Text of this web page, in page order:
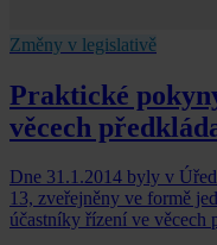
Změny v legislativě
Praktické
věcech
Dne 31.1.2014 byly v
13, zveřejněny ve formě
účastníky řízení ve věcech